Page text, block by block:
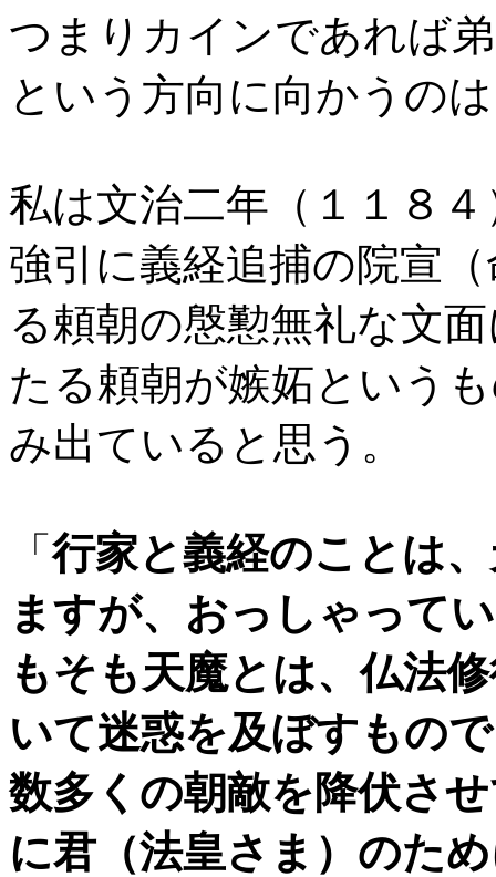
つまりカインであれば
という方向に向かうの
私は文治二年（１１８
強引に義経追捕の院宣
る頼朝の慇懃無礼な文
たる頼朝が嫉妬という
み出ていると思う。
「行家と義経のことは
ますが、おっしゃって
もそも天魔とは、仏法
いて迷惑を及ぼすもの
数多くの朝敵を降伏さ
に君（法皇さま）のた